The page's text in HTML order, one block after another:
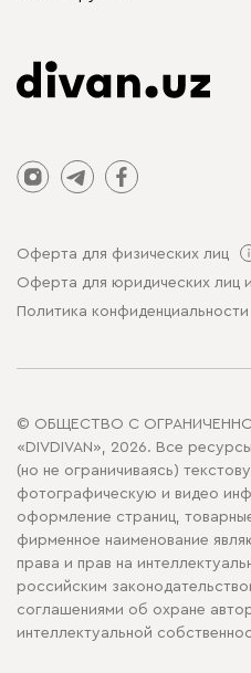
Оферта для физических лиц
Оферта для юридических лиц
Политика конфиденциальности
© ОБЩЕСТВО С
«DIVDIVAN», 2026. Все
(но не ограничиваясь)
фотографическую и видео
оформление страниц,
фирменное наименование
права и прав на
российским
соглашениями об охране
интеллектуальной